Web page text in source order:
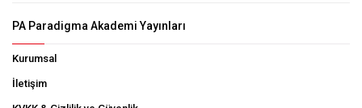
PA Paradigma Akademi Yayınları
Kurumsal
İletişim